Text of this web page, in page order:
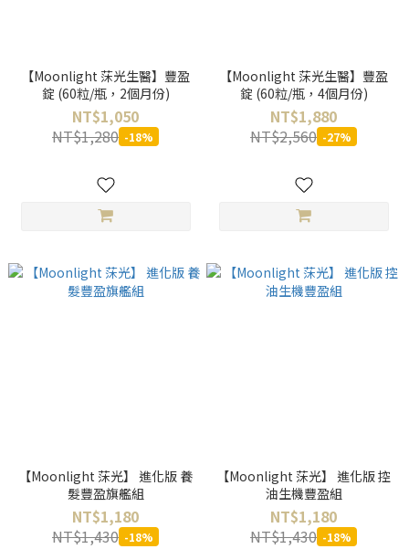
【Moonlight 莯光生醫】豐盈
錠 (60粒/瓶，2個月份)
NT$1,050
NT$1,280 -18%
【Moonlight 莯光生醫】豐盈
錠 (60粒/瓶，4個月份)
NT$1,880
NT$2,560 -27%
【Moonlight 莯光】 進化版 養
髮豐盈旗艦組
NT$1,180
NT$1,430 -18%
【Moonlight 莯光】 進化版 控
油生機豐盈組
NT$1,180
NT$1,430 -18%